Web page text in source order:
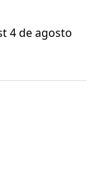
4 de agosto